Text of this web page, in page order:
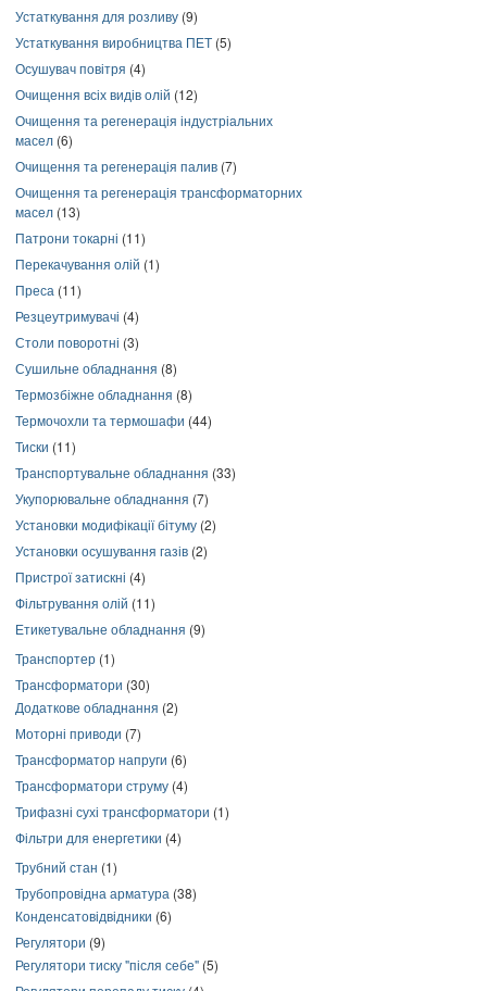
Устаткування для розливу (9)
Устаткування виробництва ПЕТ (5)
Осушувач повітря (4)
Очищення всіх видів олій (12)
Очищення та регенерація індустріальних
масел (6)
Очищення та регенерація палив (7)
Очищення та регенерація трансформаторних
масел (13)
Патрони токарні (11)
Перекачування олій (1)
Преса (11)
Резцеутримувачі (4)
Столи поворотні (3)
Сушильне обладнання (8)
Термозбіжне обладнання (8)
Термочохли та термошафи (44)
Тиски (11)
Транспортувальне обладнання (33)
Укупорювальне обладнання (7)
Установки модифікації бітуму (2)
Установки осушування газів (2)
Пристрої затискні (4)
Фільтрування олій (11)
Етикетувальне обладнання (9)
Транспортер (1)
Трансформатори (30)
Додаткове обладнання (2)
Моторні приводи (7)
Трансформатор напруги (6)
Трансформатори струму (4)
Трифазні сухі трансформатори (1)
Фільтри для енергетики (4)
Трубний стан (1)
Трубопровідна арматура (38)
Конденсатовідвідники (6)
Регулятори (9)
Регулятори тиску "після себе" (5)